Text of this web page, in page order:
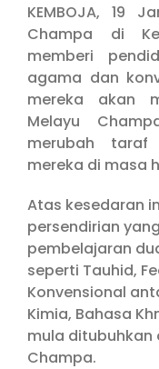
KEMBOJA, 19
Champa di
memberi
agama dan
mereka akan
Melayu
merubah taraf
mereka di masa
Atas kesedaran
persendirian
pembelajaran
seperti Tauhid,
Konvensional
Kimia, Bahasa
mula ditubuhkan
Champa.